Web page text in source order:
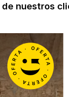
nuestros